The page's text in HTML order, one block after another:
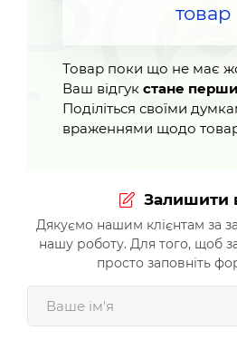
товар
Товар поки що не має
Ваш відгук стане
Поділіться своїми
враженнями щодо
Залишити
Дякуємо нашим клієнтам за
нашу роботу. Для того, щоб
просто заповніть